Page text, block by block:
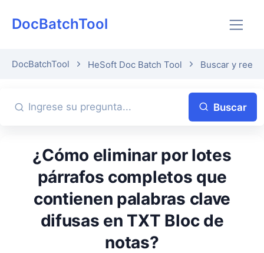
DocBatchTool
DocBatchTool HeSoft Doc Batch Tool Buscar y
Buscar
¿Cómo eliminar por lotes
párrafos completos que
contienen palabras clave
difusas en TXT Bloc de
notas?